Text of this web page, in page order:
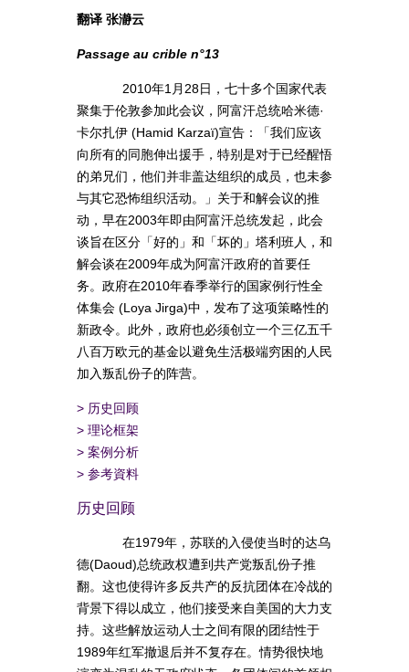
翻译 张瀞云
Passage au crible n°13
2010年1月28日，七十多个国家代表
聚集于伦敦参加此会议，阿富汗总统哈米德·
卡尔扎伊 (Hamid Karzaï)宣告：「我们应该
向所有的同胞伸出援手，特别是对于已经醒悟
的弟兄们，他们并非盖达组织的成员，也未参
与其它恐怖组织活动。」关于和解会议的推
动，早在2003年即由阿富汗总统发起，此会
谈旨在区分「好的」和「坏的」塔利班人，和
解会谈在2009年成为阿富汗政府的首要任
务。政府在2010年春季举行的国家例行性全
体集会 (Loya Jirga)中，发布了这项策略性的
新政令。此外，政府也必须创立一个三亿五千
八百万欧元的基金以避免生活极端穷困的人民
加入叛乱份子的阵营。
> 历史回顾
> 理论框架
> 案例分析
> 参考資料
历史回顾
在1979年，苏联的入侵使当时的达乌
德(Daoud)总统政权遭到共产党叛乱份子推
翻。这也使得许多反共产的反抗团体在冷战的
背景下得以成立，他们接受来自美国的大力支
持。这些解放运动人士之间有限的团结性于
1989年红军撤退后并不复存在。情势很快地